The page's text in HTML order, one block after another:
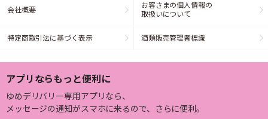
会社概要
お客さまの個人情報の
取扱いについて
特定商取引法に基づく表示 酒類販売管理者標識
アプリならもっと便利に
ゆめデリバリー専用アプリなら、
メッセージの通知がスマホに来るので、さらに便利。